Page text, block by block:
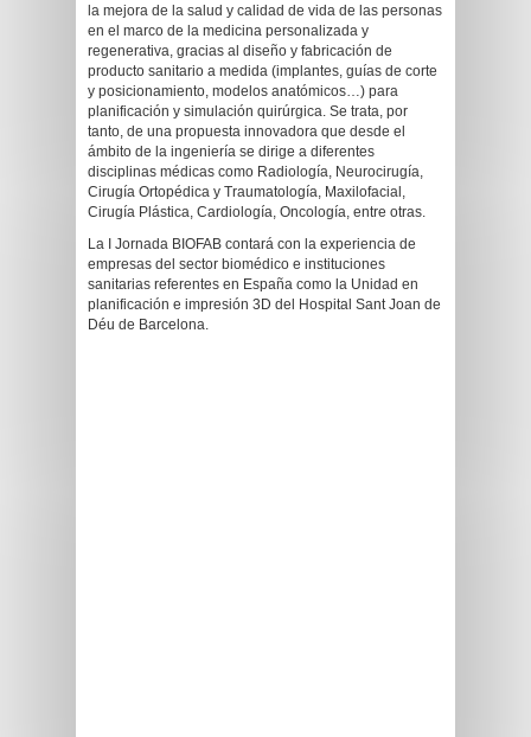
la mejora de la salud y calidad de vida de las personas
en el marco de la medicina personalizada y
regenerativa, gracias al diseño y fabricación de
producto sanitario a medida (implantes, guías de corte
y posicionamiento, modelos anatómicos…) para
planificación y simulación quirúrgica. Se trata, por
tanto, de una propuesta innovadora que desde el
ámbito de la ingeniería se dirige a diferentes
disciplinas médicas como Radiología, Neurocirugía,
Cirugía Ortopédica y Traumatología, Maxilofacial,
Cirugía Plástica, Cardiología, Oncología, entre otras.
La I Jornada BIOFAB contará con la experiencia de
empresas del sector biomédico e instituciones
sanitarias referentes en España como la Unidad en
planificación e impresión 3D del Hospital Sant Joan de
Déu de Barcelona.